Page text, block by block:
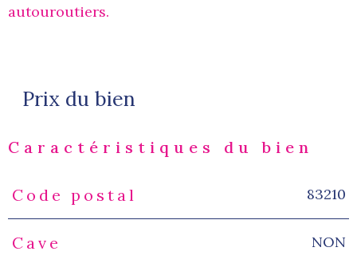
autouroutiers.
Prix du bien
Caractéristiques du bien
Caractéristiques Valeurs
Code postal 83210
Cave NON